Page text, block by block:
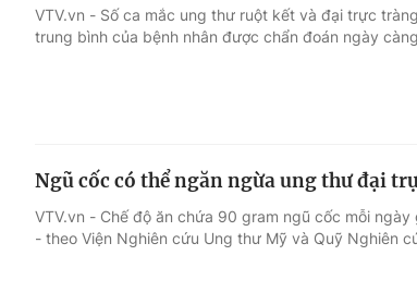
VTV.vn - Số ca mắc ung thư ruột kết và đại trực
trung bình của bệnh nhân được chẩn đoán ngày
Ngũ cốc có thể ngăn ngừa ung thư đại
VTV.vn - Chế độ ăn chứa 90 gram ngũ cốc mỗi
- theo Viện Nghiên cứu Ung thư Mỹ và Quỹ Nghiên